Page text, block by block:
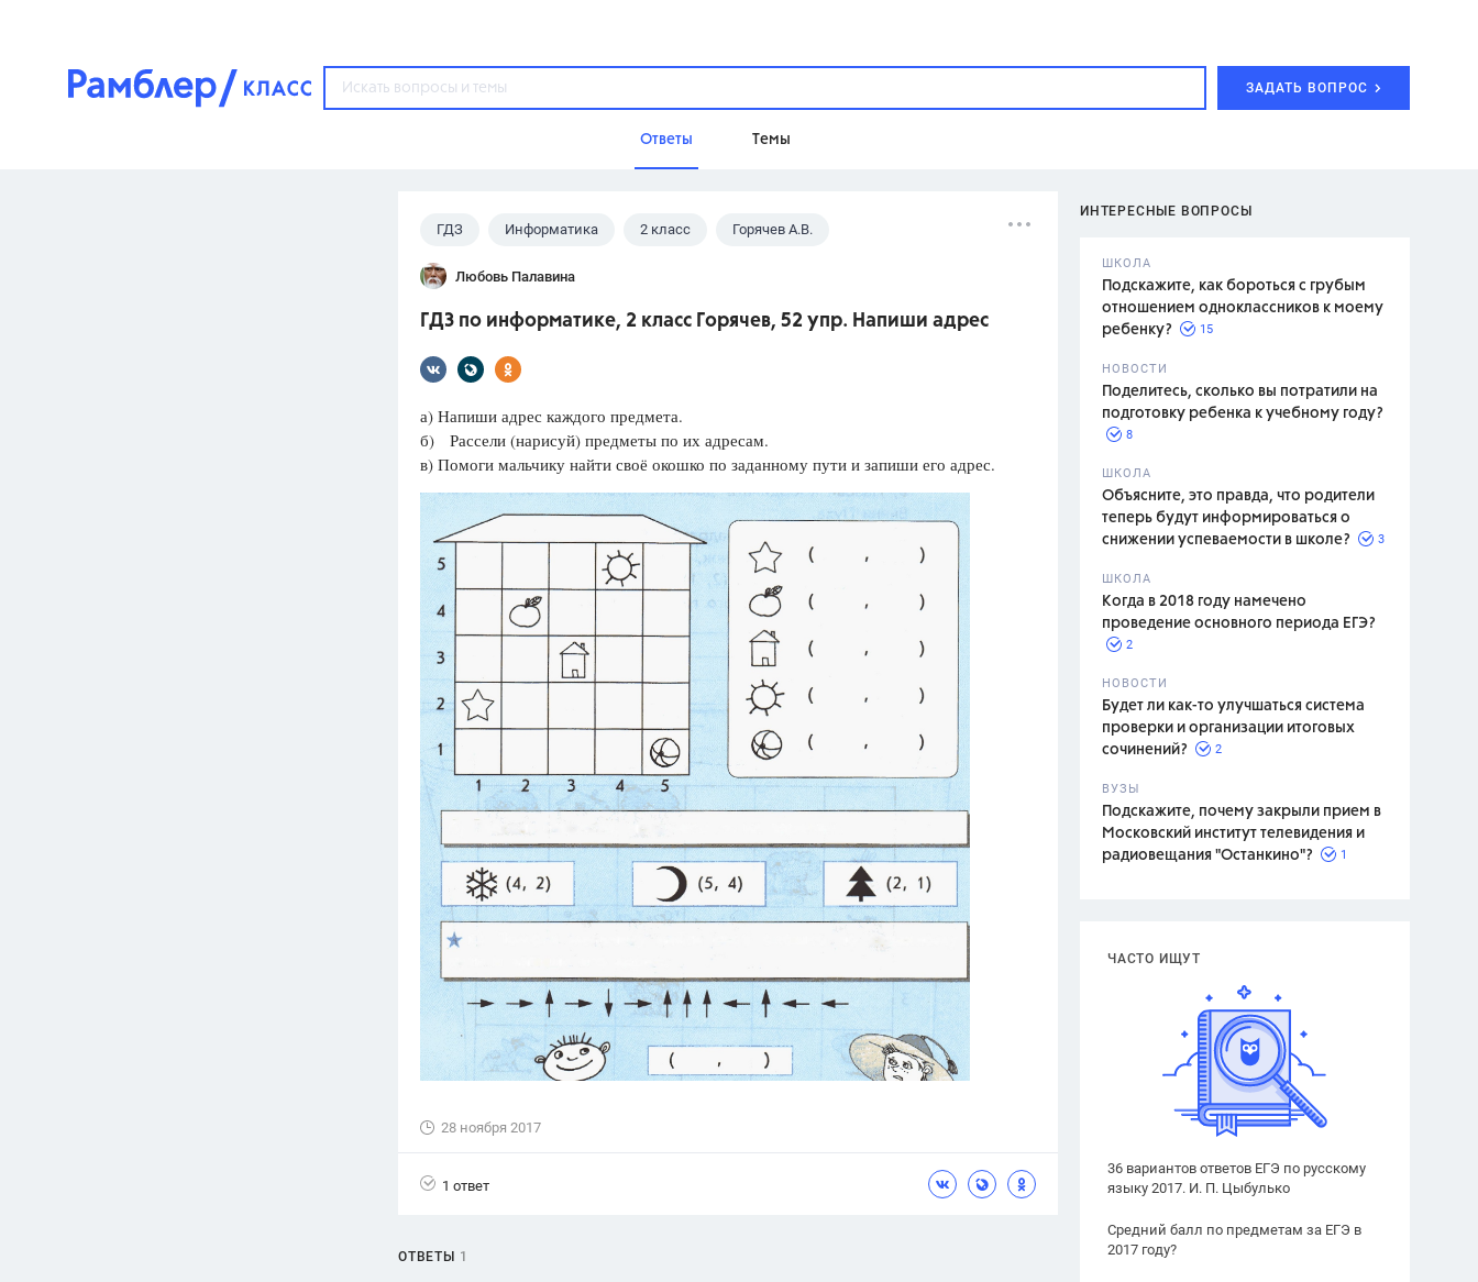
ЗАДАТЬ ВОПРОС
Ответы Темы
Популярные темы
ГДЗ
3273 ответа
3460 ответов
ФИПИ
ответов
Олимпиады
ответа
Spotlight
ответ
ГИА
ответов
Домашнее задание
Школа
Разумовская М.М.,Габриелян О.С.,
Рудзитис Г.Е.,Цыбулько И.П.,Атанасян Л.С.,
Цветков Л. А.
Психология
Отношения,
Красота,
ПОКАЗАТЬ ВСЕ
ИНТЕРЕСНЫЕ ВОПРОСЫ
ШКОЛА
Подскажите, как бороться с грубым
отношением одноклассников к моему
ребенку?
15
НОВОСТИ
Поделитесь, сколько вы потратили на
подготовку ребенка к учебному году?
8
ШКОЛА
Объясните, это правда, что родители
теперь будут информироваться о
снижении успеваемости в школе?
3
ШКОЛА
Когда в 2018 году намечено
проведение основного периода ЕГЭ?
2
НОВОСТИ
Будет ли как-то улучшаться система
проверки и организации итоговых
сочинений?
2
ВУЗЫ
Подскажите, почему закрыли прием в
Московский институт телевидения и
радиовещания "Останкино"?
1
ЧАСТО ИЩУТ
36 вариантов ответов ЕГЭ по русскому
языку 2017. И. П. Цыбулько
Средний балл по предметам за ЕГЭ в
2017 году?
ГДЗ Информатика 2 класс Горячев А.В.
Любовь Палавина
ГДЗ по информатике, 2 класс Горячев, 52 упр. Напиши адрес
а) Напиши адрес каждого предмета.
б) Рассели (нарисуй) предметы по их адресам.
в) Помоги мальчику найти своё окошко по заданному пути и запиши его адрес.
28 ноября 2017
1 ответ
ОТВЕТЫ 1